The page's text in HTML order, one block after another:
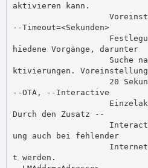
aktivieren kann.
--Timeout=<Sekunden>
hiedene Vorgänge, darunter
ktivierungen. Voreinstellung
--OTA, --Interactive
Durch den Zusatz --
ung auch bei fehlender
t werden.